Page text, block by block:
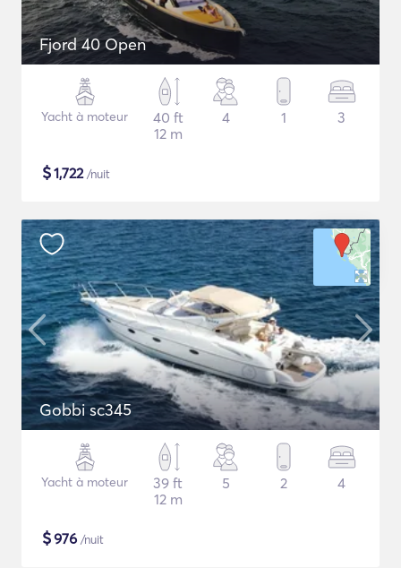
Fjord 40 Open
Yacht à moteur
40 ft
12 m
4 1 3
$1,722/nuit
Gobbi sc345
Yacht à moteur
39 ft
12 m
5 2 4
$976 /nuit